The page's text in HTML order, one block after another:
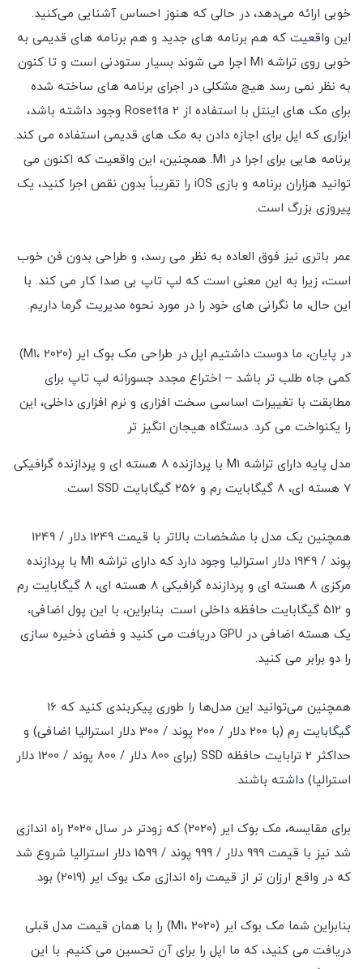
خوبی ارائه می‌دهد، در حالی که هنوز احساس آشنایی می‌کنید.
این واقعیت که هم برنامه های جدید و هم برنامه های قدیمی به
خوبی روی تراشه M1 اجرا می شوند بسیار ستودنی است و تا کنون
به نظر نمی رسد هیچ مشکلی در اجرای برنامه های ساخته شده
برای مک های اینتل با استفاده از Rosetta 2 وجود داشته باشد،
ابزاری که اپل برای اجازه دادن به مک های قدیمی استفاده می کند.
برنامه هایی برای اجرا در M1. همچنین، این واقعیت که اکنون می
توانید هزاران برنامه و بازی iOS را تقریباً بدون نقص اجرا کنید، یک
پیروزی بزرگ است.
عمر باتری نیز فوق العاده به نظر می رسد، و طراحی بدون فن خوب
است، زیرا به این معنی است که لپ تاپ بی صدا کار می کند. با
این حال، ما نگرانی های خود را در مورد نحوه مدیریت گرما داریم.
در پایان، ما دوست داشتیم اپل در طراحی مک بوک ایر (M1، 2020)
کمی جاه طلب تر باشد – اختراع مجدد جسورانه لپ تاپ برای
مطابقت با تغییرات اساسی سخت افزاری و نرم افزاری داخلی، این
را یکنواخت می کرد. دستگاه هیجان انگیز تر
مدل پایه دارای تراشه M1 با پردازنده 8 هسته ای و پردازنده گرافیکی
7 هسته ای، 8 گیگابایت رم و 256 گیگابایت SSD است.
همچنین یک مدل با مشخصات بالاتر با قیمت 1249 دلار / 1249
پوند / 1949 دلار استرالیا وجود دارد که دارای تراشه M1 با پردازنده
مرکزی 8 هسته ای و پردازنده گرافیکی 8 هسته ای، 8 گیگابایت رم
و 512 گیگابایت حافظه داخلی است. بنابراین، با این پول اضافی،
یک هسته اضافی در GPU دریافت می کنید و فضای ذخیره سازی
را دو برابر می کنید.
همچنین می‌توانید این مدل‌ها را طوری پیکربندی کنید که 16
گیگابایت رم (با 200 دلار / 200 پوند / 300 دلار استرالیا اضافی) و
حداکثر 2 ترابایت حافظه SSD (برای 800 دلار / 800 پوند / 1200 دلار
استرالیا) داشته باشند.
برای مقایسه، مک بوک ایر (2020) که زودتر در سال 2020 راه اندازی
شد نیز با قیمت 999 دلار / 999 پوند / 1599 دلار استرالیا شروع شد
که در واقع ارزان تر از قیمت راه اندازی مک بوک ایر (2019) بود.
بنابراین شما مک بوک ایر (M1، 2020) را با همان قیمت مدل قبلی
دریافت می کنید، که ما اپل را برای آن تحسین می کنیم. با این